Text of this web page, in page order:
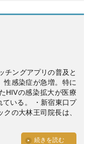
チングアプリの普及と
性感染症が急増。特に
HIVの感染拡大が医療
ている。 ・新宿東口プ
の大林王司院長は、
続きを読む